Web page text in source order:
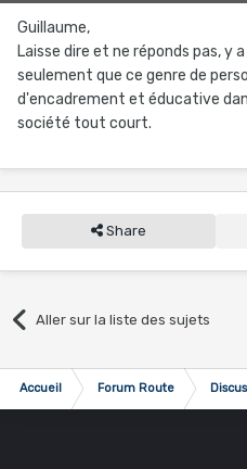
Guillaume,
Laisse dire et ne réponds pas, y
seulement que ce genre de
d'encadrement et éducative
société tout court.
Share
Aller sur la liste des sujets
Accueil Forum Route